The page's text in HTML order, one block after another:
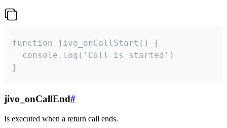
function jivo_onCallStart() {
  console.log('Call is started')
}
jivo_onCallEnd#
Is executed when a return call ends.